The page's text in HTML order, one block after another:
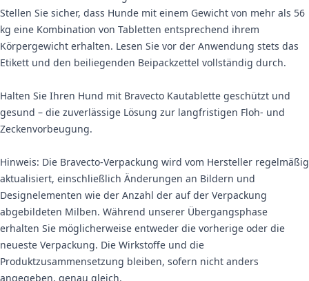
Stellen Sie sicher, dass Hunde mit einem Gewicht von mehr als 56
kg eine Kombination von Tabletten entsprechend ihrem
Körpergewicht erhalten. Lesen Sie vor der Anwendung stets das
Etikett und den beiliegenden Beipackzettel vollständig durch.
Halten Sie Ihren Hund mit Bravecto Kautablette geschützt und
gesund – die zuverlässige Lösung zur langfristigen Floh- und
Zeckenvorbeugung.
Hinweis: Die Bravecto-Verpackung wird vom Hersteller regelmäßig
aktualisiert, einschließlich Änderungen an Bildern und
Designelementen wie der Anzahl der auf der Verpackung
abgebildeten Milben. Während unserer Übergangsphase
erhalten Sie möglicherweise entweder die vorherige oder die
neueste Verpackung. Die Wirkstoffe und die
Produktzusammensetzung bleiben, sofern nicht anders
angegeben, genau gleich.